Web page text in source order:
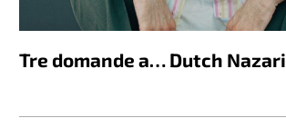
Tre domande a… Dutch Nazari